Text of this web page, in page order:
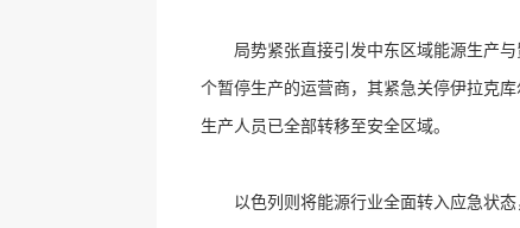
局势紧张直接引发中东区域能源生产与
个暂停生产的运营商，其紧急关停伊拉克库
生产人员已全部转移至安全区域。
以色列则将能源行业全面转入应急状态